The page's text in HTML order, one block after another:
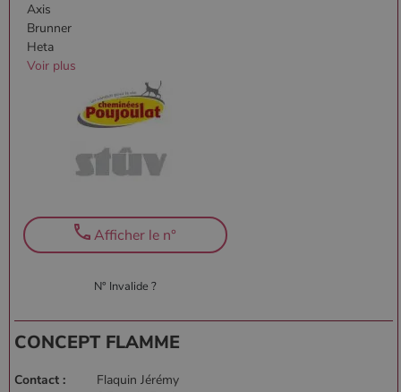
Axis
Brunner
Heta
Voir plus
N° Invalide ?
Afficher le n°
CONCEPT FLAMME
Contact :
Flaquin Jérémy